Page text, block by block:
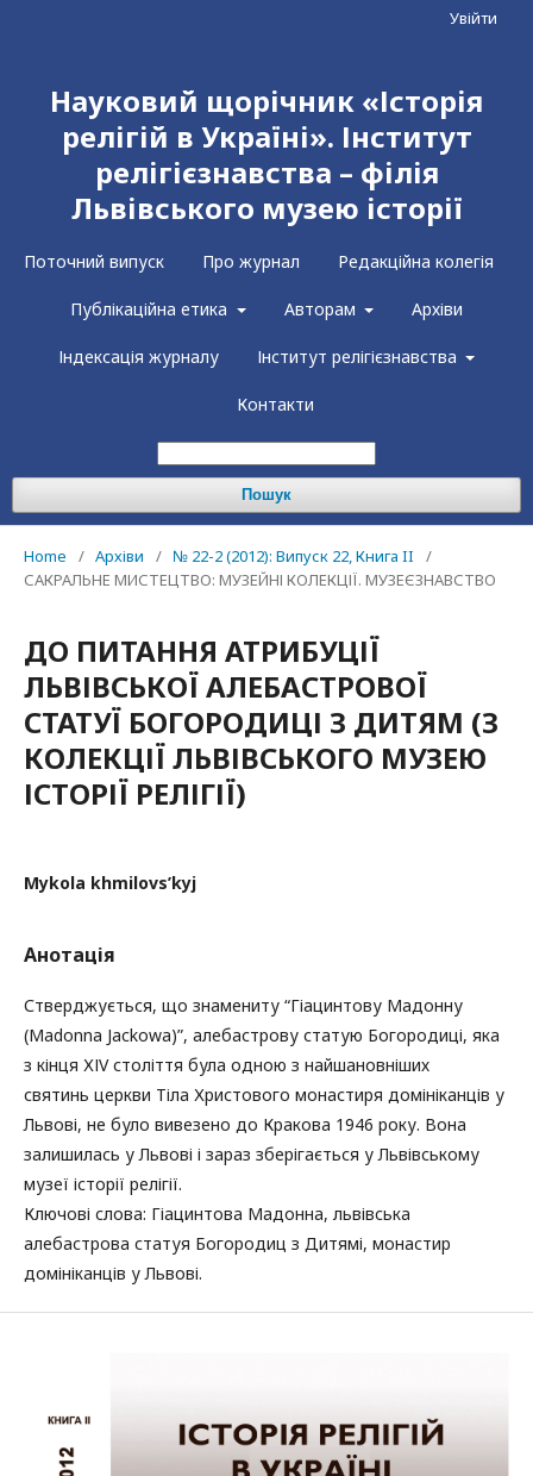
Науковий щорічник «Історія
релігій в Україні». Інститут
релігієзнавства – філія
Львівського музею історії
Поточний випуск Про журнал Редакційна колегія
Публікаційна етика Авторам Архіви
Індексація журналу Інститут релігієзнавства
Контакти
Пошук
Увійти
Home / Архіви / № 22-2 (2012): Випуск 22, Книга II
/
САКРАЛЬНЕ МИСТЕЦТВО: МУЗЕЙНІ КОЛЕКЦІЇ. МУЗЕЄЗНАВСТВО
ДО ПИТАННЯ АТРИБУЦІЇ
ЛЬВІВСЬКОЇ АЛЕБАСТРОВОЇ
СТАТУЇ БОГОРОДИЦІ З ДИТЯМ (З
КОЛЕКЦІЇ ЛЬВІВСЬКОГО МУЗЕЮ
ІСТОРІЇ РЕЛІГІЇ)
Mykola khmilovs’kyj
Анотація
Стверджується, що знамениту “Гіацинтову Мадонну
(Madonnа Jackowа)”, алебастрову статую Богородиці, яка
з кінця ХІV століття була одною з найшановніших
святинь церкви Тіла Христового монастиря домініканців у
Львові, не було вивезено до Краковa 1946 року. Вона
залишилась у Львові і зараз зберігається у Львівському
музеї історії релігії.
Ключові слова: Гіацинтова Мадонна, львівська
алебастрова статуя Богородиц з Дитямі, монастир
домініканців у Львові.